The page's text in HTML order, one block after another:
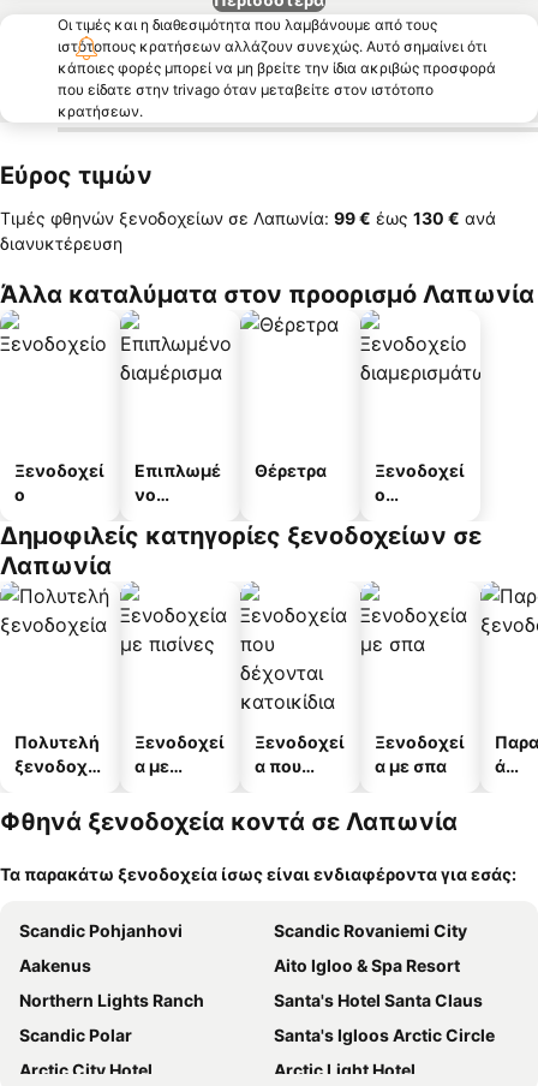
Οι τιμές και η διαθεσιμότητα που λαμβάνουμε από τους
ιστότοπους κρατήσεων αλλάζουν συνεχώς. Αυτό σημαίνει ότι
κάποιες φορές μπορεί να μη βρείτε την ίδια ακριβώς προσφορά
που είδατε στην trivago όταν μεταβείτε στον ιστότοπο
κρατήσεων.
Εύρος τιμών
Τιμές φθηνών ξενοδοχείων σε Λαπωνία: ‎99 € έως ‎130 € ανά
διανυκτέρευση
Άλλα καταλύματα στον προορισμό Λαπωνία
Ξενοδοχεί
ο
Επιπλωμέ
νο
α
Θέρετρα
Ξενοδοχεί
ο
άτων
Δημοφιλείς κατηγορίες ξενοδοχείων σε
Λαπωνία
Πολυτελή
ξενοδοχεί
Ξενοδοχεί
α με
Ξενοδοχεί
α που
κατοικίδι
Ξενοδοχεί
α με σπα
ά
Φθηνά ξενοδοχεία κοντά σε Λαπωνία
Τα παρακάτω ξενοδοχεία ίσως είναι ενδιαφέροντα για εσάς:
Scandic Pohjanhovi
Scandic Rovaniemi City
Aakenus
Aito Igloo & Spa Resort
Northern Lights Ranch
Santa's Hotel Santa Claus
Scandic Polar
Santa's Igloos Arctic Circle
Arctic City Hotel
Arctic Light Hotel